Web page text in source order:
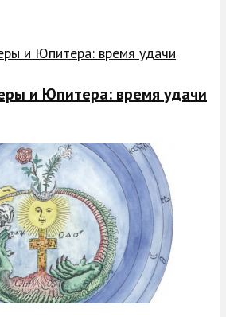
и Юпитера: время удачи